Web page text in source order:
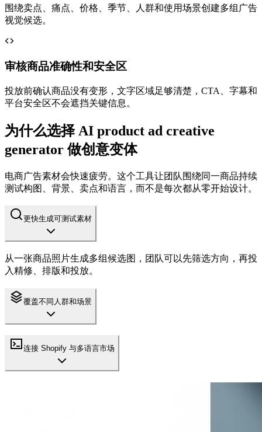
围绕卖点、痛点、价格、季节、人群和使用场景创建多组广告
视觉候选。
审核商品准确性和安全区
投放前确认商品没有变形，文字区域足够清楚，CTA、字幕和
平台安全区不会遮挡关键信息。
为什么选择 AI product ad creative
generator 做创意变体
电商广告素材会快速疲劳。这个工具让团队围绕同一商品持续
测试构图、背景、卖点和语言，而不是每次都从零开始设计。
更快生成可测试素材
从一张商品照片生成多组候选图，团队可以先筛选方向，再投
入精修、排版和投放。
覆盖不同人群和场景
连接 Shopify 与多语言市场